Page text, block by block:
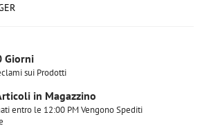
Giorni
sui Prodotti
in Magazzino
entro le 12:00 PM Vengono Spediti